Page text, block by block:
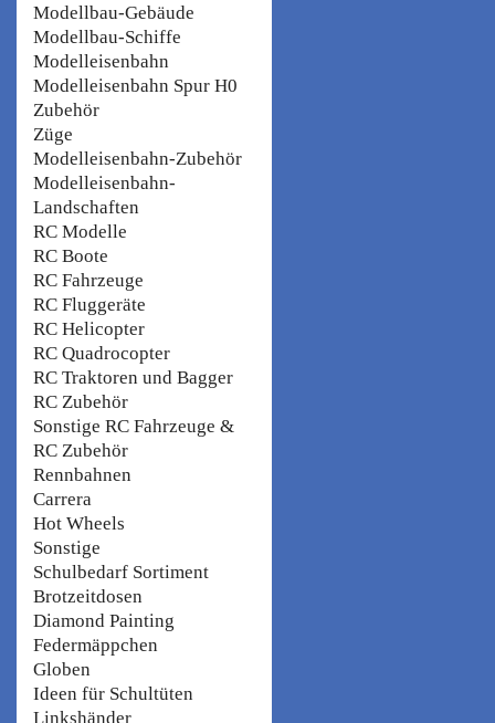
Modellbau-Gebäude
Modellbau-Schiffe
Modelleisenbahn
Modelleisenbahn Spur H0
Zubehör
Züge
Modelleisenbahn-Zubehör
Modelleisenbahn-
Landschaften
RC Modelle
RC Boote
RC Fahrzeuge
RC Fluggeräte
RC Helicopter
RC Quadrocopter
RC Traktoren und Bagger
RC Zubehör
Sonstige RC Fahrzeuge &
RC Zubehör
Rennbahnen
Carrera
Hot Wheels
Sonstige
Schulbedarf Sortiment
Brotzeitdosen
Diamond Painting
Federmäppchen
Globen
Ideen für Schultüten
Linkshänder